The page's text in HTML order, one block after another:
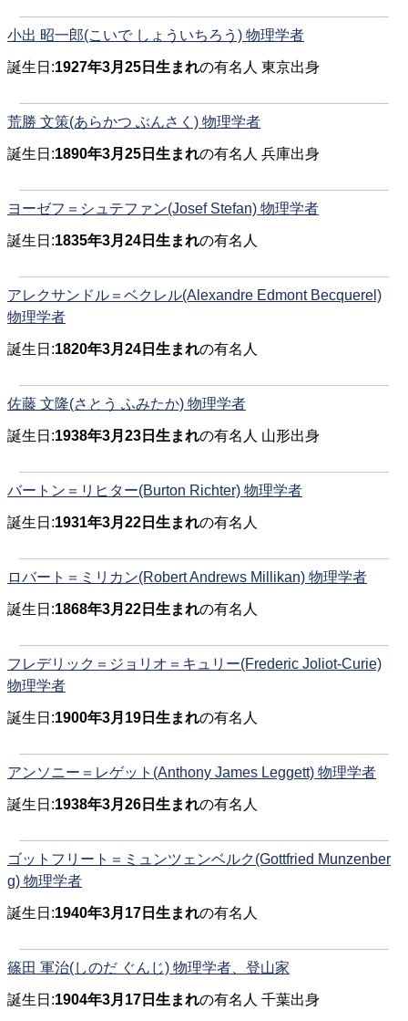
小出 昭一郎(こいで しょういちろう) 物理学者
誕生日:1927年3月25日生まれの有名人 東京出身
荒勝 文策(あらかつ ぶんさく) 物理学者
誕生日:1890年3月25日生まれの有名人 兵庫出身
ヨーゼフ＝シュテファン(Josef Stefan) 物理学者
誕生日:1835年3月24日生まれの有名人
アレクサンドル＝ベクレル(Alexandre Edmont Becquerel)
物理学者
誕生日:1820年3月24日生まれの有名人
佐藤 文隆(さとう ふみたか) 物理学者
誕生日:1938年3月23日生まれの有名人 山形出身
バートン＝リヒター(Burton Richter) 物理学者
誕生日:1931年3月22日生まれの有名人
ロバート＝ミリカン(Robert Andrews Millikan) 物理学者
誕生日:1868年3月22日生まれの有名人
フレデリック＝ジョリオ＝キュリー(Frederic Joliot-Curie)
物理学者
誕生日:1900年3月19日生まれの有名人
アンソニー＝レゲット(Anthony James Leggett) 物理学者
誕生日:1938年3月26日生まれの有名人
ゴットフリート＝ミュンツェンベルク(Gottfried Munzenber
g) 物理学者
誕生日:1940年3月17日生まれの有名人
篠田 軍治(しのだ ぐんじ) 物理学者、登山家
誕生日:1904年3月17日生まれの有名人 千葉出身